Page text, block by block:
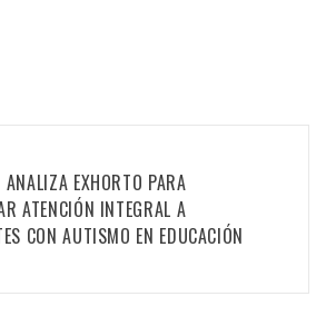
ANALIZA EXHORTO PARA
ATENCIÓN INTEGRAL A
CON AUTISMO EN EDUCACIÓN